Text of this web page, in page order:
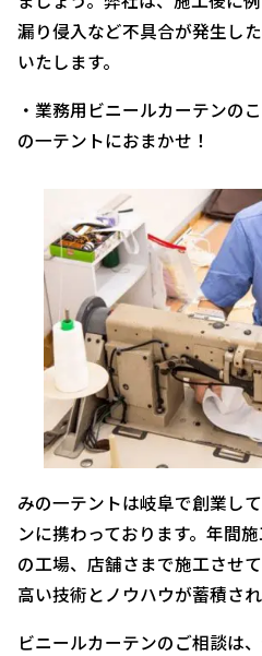
漏り侵入など不具合が発生し
いたします。
・業務用ビニールカーテンの
の一テントにおまかせ！
みの一テントは岐阜で創業し
ンに携わっております。年間
の工場、店舗さまで施工させ
高い技術とノウハウが蓄積され
ビニールカーテンのご相談は